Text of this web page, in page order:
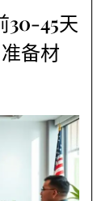
30-45天
备材